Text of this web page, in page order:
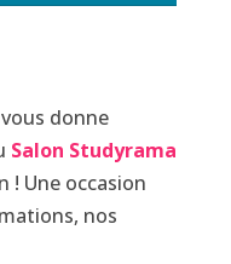
donne
Salon Studyrama
! Une occasion
nos